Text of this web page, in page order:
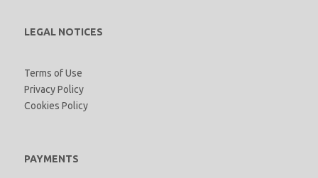
LEGAL NOTICES
Terms of Use
Privacy Policy
Cookies Policy
PAYMENTS